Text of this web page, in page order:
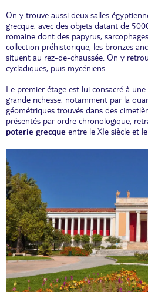
On y trouve aussi deux salles
grecque, avec des objets datant de
romaine dont des papyrus,
collection préhistorique, les bronzes
situent au rez-de-chaussée. On y
cycladiques, puis mycéniens.
Le premier étage est lui consacré à une
grande richesse, notamment par la
géométriques trouvés dans des
présentés par ordre chronologique,
poterie grecque entre le XIe siècle et